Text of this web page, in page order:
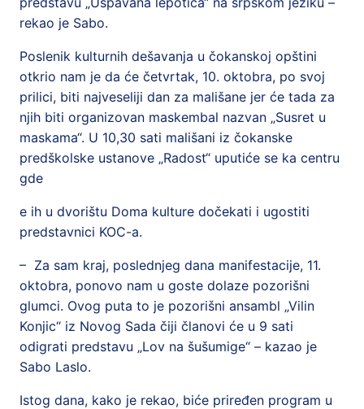
rekao je Sabo.
Poslenik kulturnih dešavanja u čokanskoj opštini
otkrio nam je da će četvrtak, 10. oktobra, po svoj
prilici, biti najveseliji dan za mališane jer će tada za
njih biti organizovan maskembal nazvan „Susret u
maskama“. U 10,30 sati mališani iz čokanske
predškolske ustanove „Radost“ uputiće se ka centru
gde
e ih u dvorištu Doma kulture dočekati i ugostiti
predstavnici KOC-a.
– Za sam kraj, poslednjeg dana manifestacije, 11.
oktobra, ponovo nam u goste dolaze pozorišni
glumci. Ovog puta to je pozorišni ansambl „Vilin
Konjic“ iz Novog Sada čiji članovi će u 9 sati
odigrati predstavu „Lov na šušumige“ – kazao je
Sabo Laslo.
Istog dana, kako je rekao, biće priređen program u